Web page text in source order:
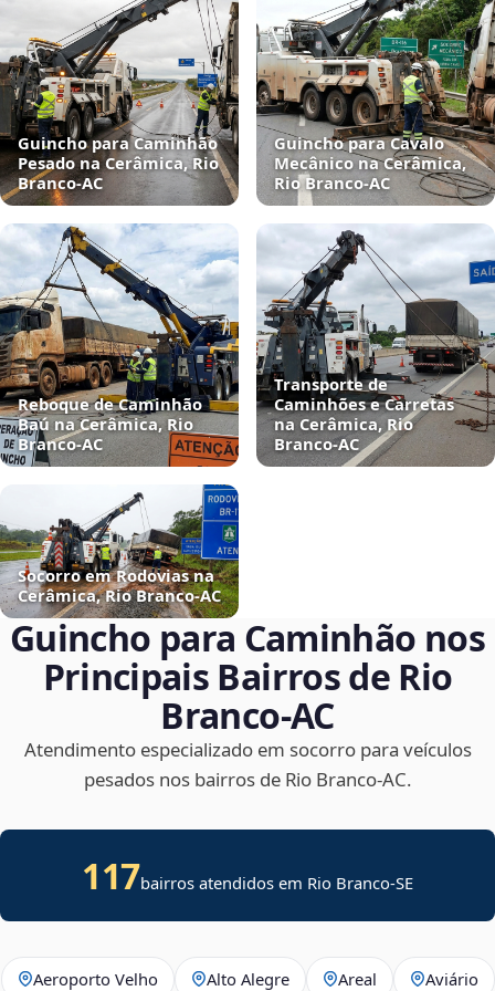
Guincho para Caminhão
Pesado na Cerâmica, Rio
Branco‑AC
Guincho para Cavalo
Mecânico na Cerâmica,
Rio Branco‑AC
Reboque de Caminhão
Baú na Cerâmica, Rio
Branco‑AC
Transporte de
Caminhões e Carretas
na Cerâmica, Rio
Branco‑AC
Socorro em Rodovias na
Cerâmica, Rio Branco‑AC
Guincho para Caminhão nos
Principais Bairros de Rio
Branco‑AC
Atendimento especializado em socorro para veículos
pesados nos bairros de Rio Branco‑AC.
117bairros atendidos em Rio Branco-SE
Aeroporto Velho Alto Alegre Areal Aviário